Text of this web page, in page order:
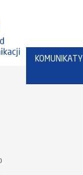
KOMUNIKATY